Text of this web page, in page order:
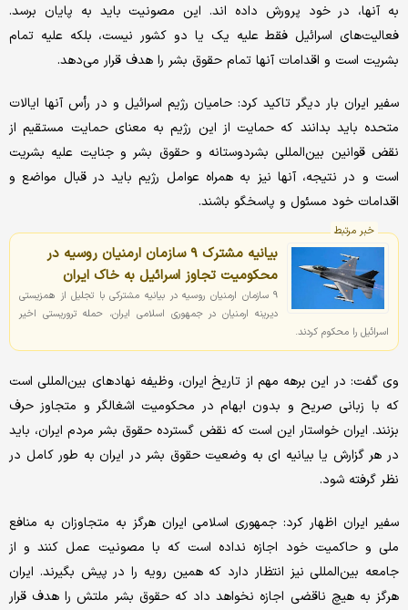
به آنها، در خود پرورش داده اند. این مصونیت باید به پایان برسد.
فعالیت‌های اسرائیل فقط علیه یک یا دو کشور نیست، بلکه علیه تمام
بشریت است و اقدامات آنها تمام حقوق بشر را هدف قرار می‌دهد.
سفیر ایران بار دیگر تاکید کرد: حامیان رژیم اسرائیل و در رأس آنها ایالات
متحده باید بدانند که حمایت از این رژیم به معنای حمایت مستقیم از
نقض قوانین بین‌المللی بشردوستانه و حقوق بشر و جنایت علیه بشریت
است و در نتیجه، آنها نیز به همراه عوامل رژیم باید در قبال مواضع و
اقدامات خود مسئول و پاسخگو باشند.
خبر مرتبط
بیانیه مشترک ۹ سازمان ارمنیان روسیه در
محکومیت تجاوز اسرائیل به خاک ایران
۹ سازمان ارمنیان روسیه در بیانیه مشترکی با تجلیل از همزیستی
دیرینه ارمنیان در جمهوری اسلامی ایران، حمله تروریستی اخیر
اسرائیل را محکوم کردند.
وی گفت: در این برهه مهم از تاریخ ایران، وظیفه نهادهای بین‌المللی است
که با زبانی صریح و بدون ابهام در محکومیت اشغالگر و متجاوز حرف
بزنند. ایران خواستار این است که نقض گسترده حقوق بشر مردم ایران، باید
در هر گزارش یا بیانیه ای به وضعیت حقوق بشر در ایران به طور کامل در
نظر گرفته شود.
سفیر ایران اظهار کرد: جمهوری اسلامی ایران هرگز به متجاوزان به منافع
ملی و حاکمیت خود اجازه نداده است که با مصونیت عمل کنند و از
جامعه بین‌المللی نیز انتظار دارد که همین رویه را در پیش بگیرند. ایران
هرگز به هیچ ناقضی اجازه نخواهد داد که حقوق بشر ملتش را هدف قرار